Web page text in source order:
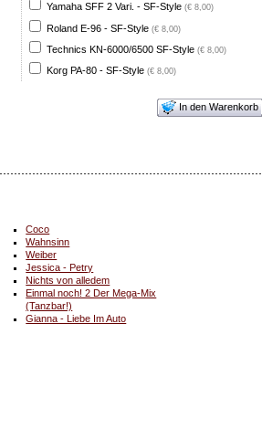
Yamaha SFF 2 Vari. - SF-Style (€ 8,00)
Roland E-96 - SF-Style (€ 8,00)
Technics KN-6000/6500 SF-Style (€ 8,00)
Korg PA-80 - SF-Style (€ 8,00)
In den Warenkorb
Coco
Wahnsinn
Weiber
Jessica - Petry
Nichts von alledem
Einmal noch! 2 Der Mega-Mix
(Tanzbar!)
Gianna - Liebe Im Auto